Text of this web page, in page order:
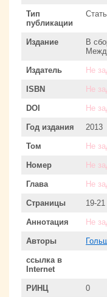
Тип
публикации
Издание
В
Издатель Не
ISBN Не
DOI Не
Год издания 2013
Том Не
Номер Не
Глава Не
Страницы 19-21
Аннотация Не
Авторы
ссылка в
Internet
РИНЦ 0